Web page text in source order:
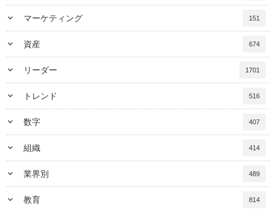
keyboard_arrow_down マーケティング 151
keyboard_arrow_down 資産 674
keyboard_arrow_down リーダー 1701
keyboard_arrow_down トレンド 516
keyboard_arrow_down 数字 407
keyboard_arrow_down 組織 414
keyboard_arrow_down 業界別 489
keyboard_arrow_down 教育 814